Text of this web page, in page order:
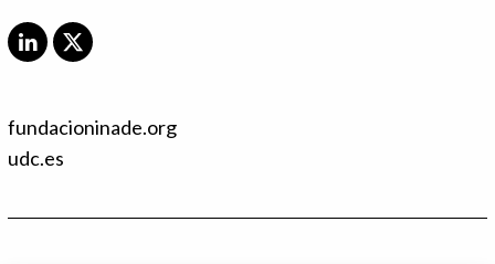
L
e
d
X
t
fundacioninade.org
udc.es